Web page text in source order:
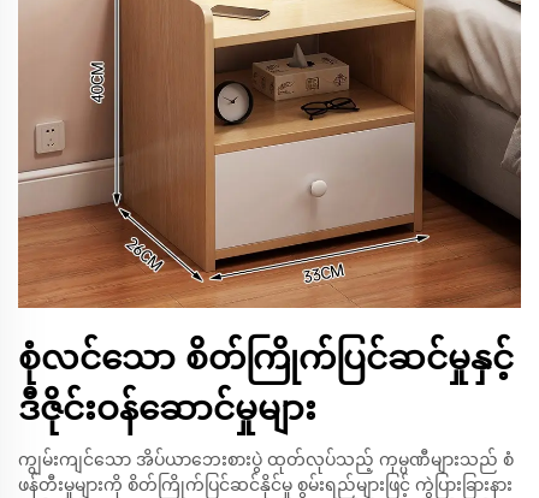
စုံလင်သော စိတ်ကြိုက်ပြင်ဆင်မှုနှင့်
ဒီဇိုင်းဝန်ဆောင်မှုများ
ကျွမ်းကျင်သော အိပ်ယာဘေးစားပွဲ ထုတ်လုပ်သည့် ကုမ္ပဏီများသည် စံ
ဖန်တီးမှုများကို စိတ်ကြိုက်ပြင်ဆင်နိုင်မှု စွမ်းရည်များဖြင့် ကွဲပြားခြားနား